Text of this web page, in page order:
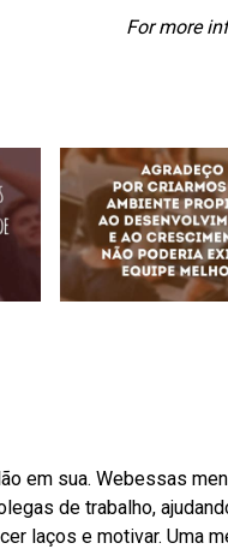
For more
em sua. Webessas
de trabalho,
laços e motivar. Uma